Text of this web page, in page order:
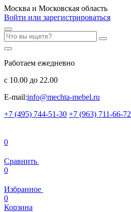
Москва и Московская область
Войти или зарегистрироваться
Работаем ежедневно
с 10.00 до 22.00
E-mail:info@mechta-mebel.ru
+7 (495) 744-51-30 +7 (963) 711-66-72
0
Сравнить
0
Избранное
0
Корзина